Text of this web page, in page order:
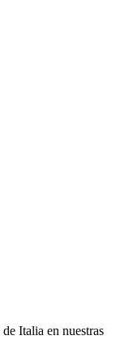
Italia en nuestras